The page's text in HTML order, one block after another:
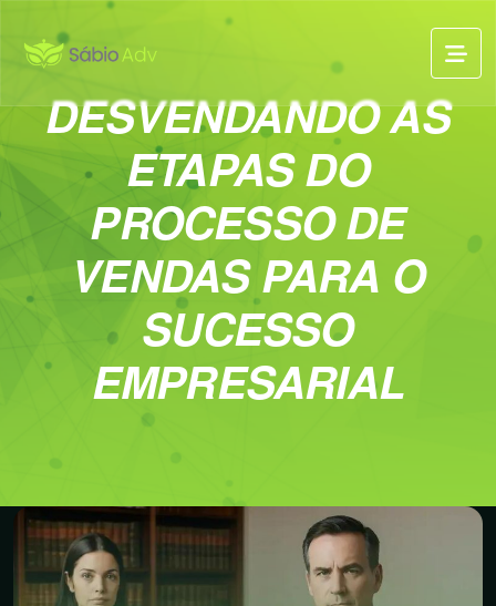
DESVENDANDO AS
ETAPAS DO
PROCESSO DE
VENDAS PARA O
SUCESSO
EMPRESARIAL